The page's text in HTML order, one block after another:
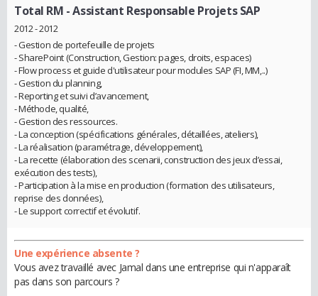
Total RM - Assistant Responsable Projets SAP
2012 - 2012
- Gestion de portefeuille de projets
- SharePoint (Construction, Gestion: pages, droits, espaces)
- Flow process et guide d'utilisateur pour modules SAP (FI, MM,..)
- Gestion du planning,
- Reporting et suivi d’avancement,
- Méthode, qualité,
- Gestion des ressources.
- La conception (spécifications générales, détaillées, ateliers),
- La réalisation (paramétrage, développement),
- La recette (élaboration des scenarii, construction des jeux d’essai,
exécution des tests),
- Participation à la mise en production (formation des utilisateurs,
reprise des données),
- Le support correctif et évolutif.
Une expérience absente ?
Vous avez travaillé avec Jamal dans une entreprise qui n'apparaît
pas dans son parcours ?